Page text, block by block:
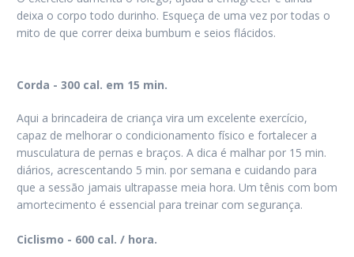
deixa o corpo todo durinho. Esqueça de uma vez por todas o
mito de que correr deixa bumbum e seios flácidos.
Corda - 300 cal. em 15 min.
Aqui a brincadeira de criança vira um excelente exercício,
capaz de melhorar o condicionamento físico e fortalecer a
musculatura de pernas e braços. A dica é malhar por 15 min.
diários, acrescentando 5 min. por semana e cuidando para
que a sessão jamais ultrapasse meia hora. Um tênis com bom
amortecimento é essencial para treinar com segurança.
Ciclismo - 600 cal. / hora.